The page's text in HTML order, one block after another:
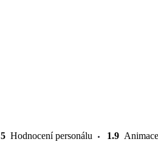
5 Hodnocení personálu 1.9 Animace